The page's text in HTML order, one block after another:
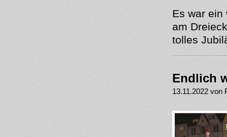
Es war ein
am
tolles
Endlich
13.11.2022 von